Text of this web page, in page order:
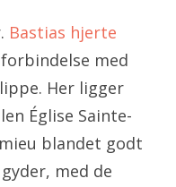
Bastias hjerte
med
Her ligger
Église Sainte-
blandet godt
med de